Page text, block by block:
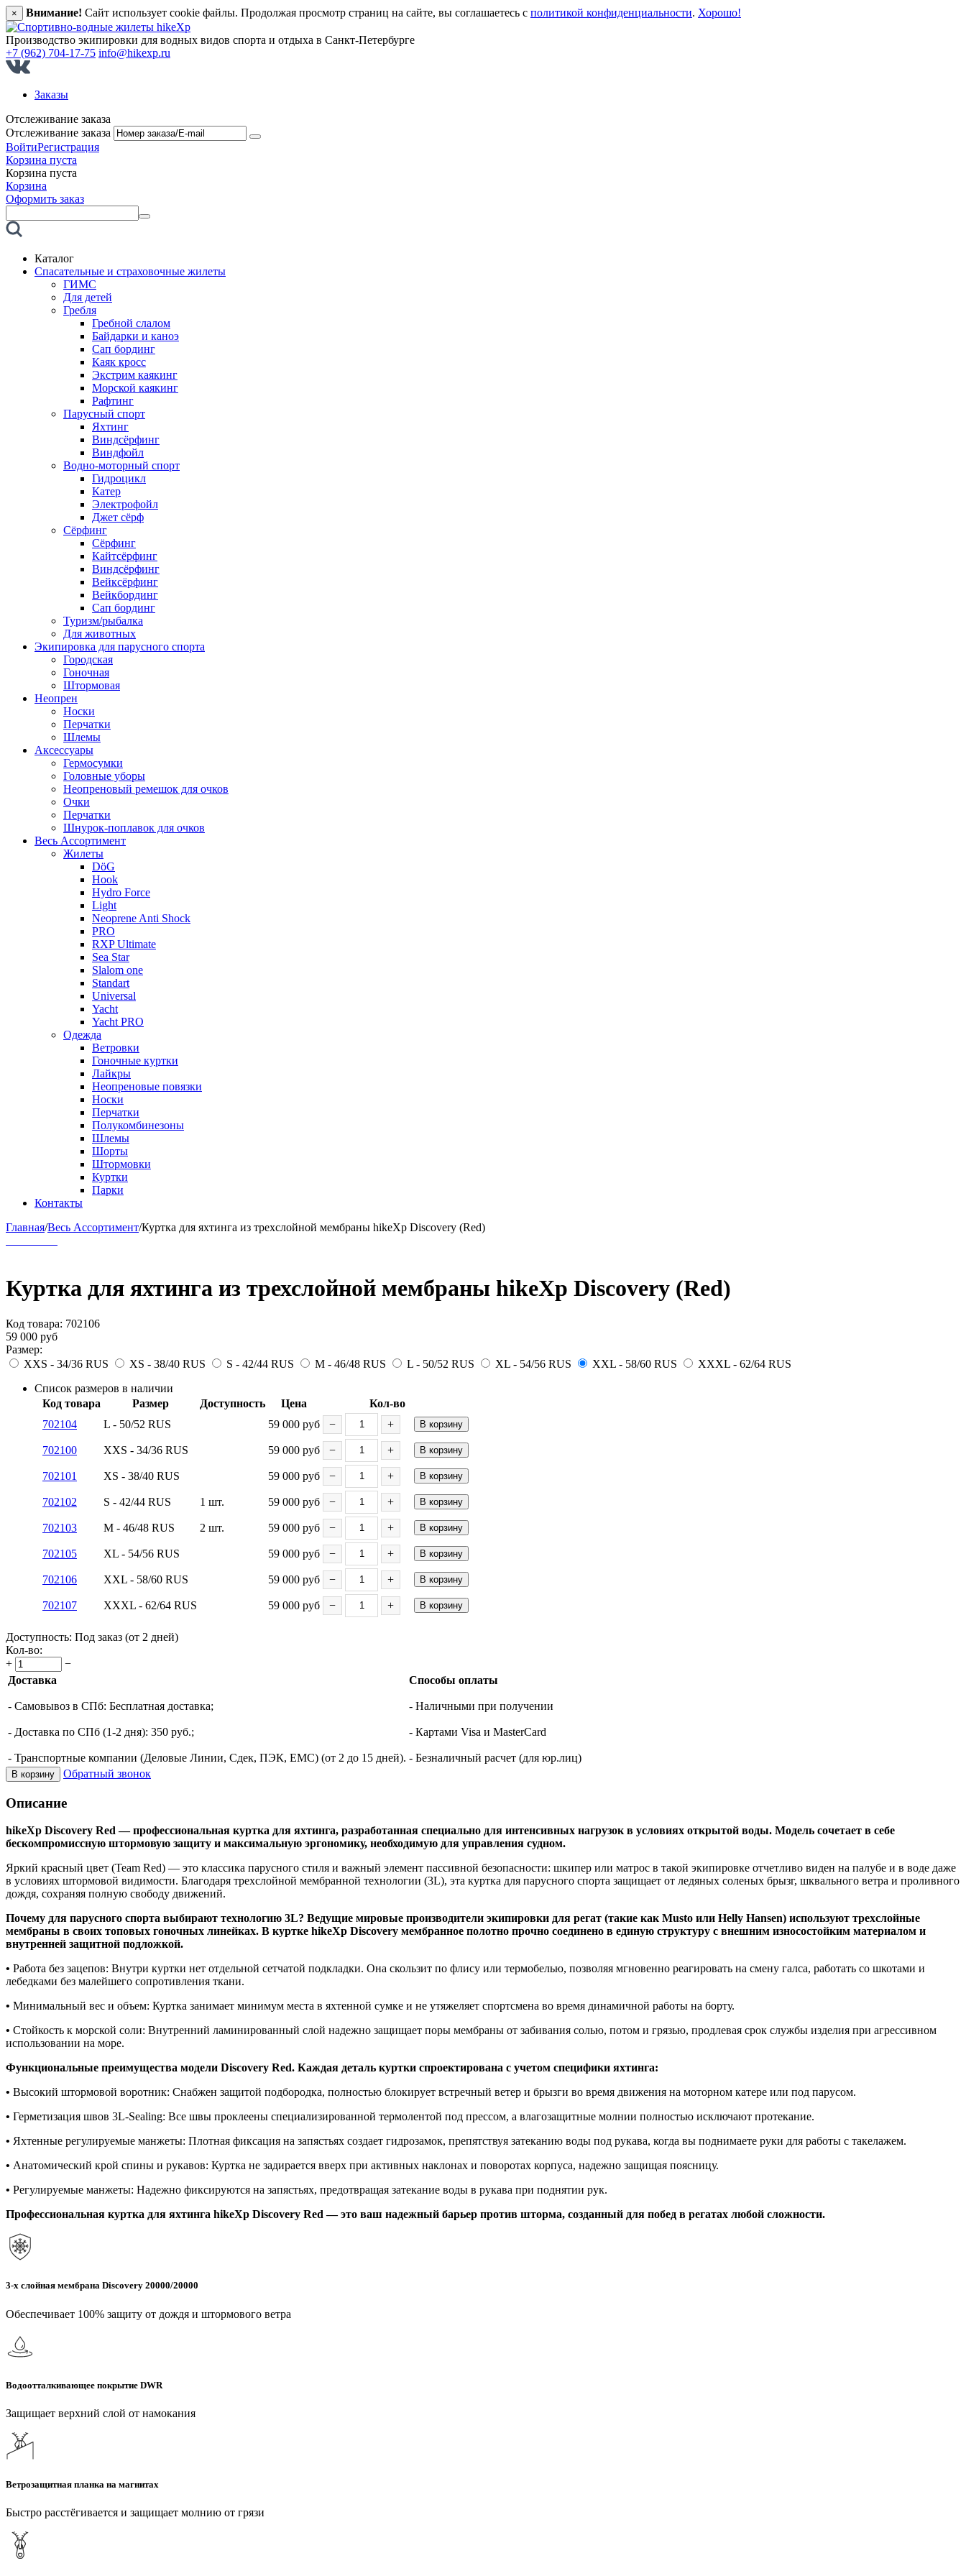
× Внимание! Сайт использует cookie файлы. Продолжая просмотр страниц на сайте, вы соглашаетесь с политикой конфиденциальности. Хорошо!
Производство экипировки для водных видов спорта и отдыха в Санкт‑Петербурге
+7 (962) 704-17-75 info@hikexp.ru
Заказы
Отслеживание заказа
Отслеживание заказа
ВойтиРегистрация
Корзина пуста
Корзина пуста
Корзина
Оформить заказ
Каталог
Спасательные и страховочные жилеты
ГИМС
Для детей
Гребля
Гребной слалом
Байдарки и каноэ
Сап бординг
Каяк кросс
Экстрим каякинг
Морской каякинг
Рафтинг
Парусный спорт
Яхтинг
Виндсёрфинг
Виндфойл
Водно-моторный спорт
Гидроцикл
Катер
Электрофойл
Джет сёрф
Сёрфинг
Сёрфинг
Кайтсёрфинг
Виндсёрфинг
Вейксёрфинг
Вейкбординг
Сап бординг
Туризм/рыбалка
Для животных
Экипировка для парусного спорта
Городская
Гоночная
Штормовая
Неопрен
Носки
Перчатки
Шлемы
Аксессуары
Гермосумки
Головные уборы
Неопреновый ремешок для очков
Очки
Перчатки
Шнурок-поплавок для очков
Весь Ассортимент
Жилеты
DöG
Hook
Hydro Force
Light
Neoprene Anti Shock
PRO
RXP Ultimate
Sea Star
Slalom one
Standart
Universal
Yacht
Yacht PRO
Одежда
Ветровки
Гоночные куртки
Лайкры
Неопреновые повязки
Носки
Перчатки
Полукомбинезоны
Шлемы
Шорты
Штормовки
Куртки
Парки
Контакты
Главная/Весь Ассортимент/Куртка для яхтинга из трехслойной мембраны hikeXp Discovery (Red)
Куртка для яхтинга из трехслойной мембраны hikeXp Discovery (Red)
Код товара: 702106
59 000 руб
Размер:
XXS - 34/36 RUS
XS - 38/40 RUS S - 42/44 RUS M - 46/48 RUS L - 50/52 RUS XL - 54/56 RUS XXL - 58/60 RUS
XXXL - 62/64 RUS
Список размеров в наличии
Код товара
Размер Доступность Цена
Кол-во
702104
L - 50/52 RUS 59 000 руб − + В корзину
702100 XXS - 34/36 RUS 59 000 руб − + В корзину
702101 XS - 38/40 RUS 59 000 руб − + В корзину
702102 S - 42/44 RUS 1 шт. 59 000 руб − + В корзину
702103 M - 46/48 RUS 2 шт. 59 000 руб − + В корзину
702105 XL - 54/56 RUS 59 000 руб − + В корзину
702106 XXL - 58/60 RUS 59 000 руб − + В корзину
702107 XXXL - 62/64 RUS 59 000 руб − + В корзину
Доступность: Под заказ (от 2 дней)
Кол-во:
+
−
Доставка
- Самовывоз в СПб: Бесплатная доставка;
- Доставка по СПб (1-2 дня): 350 руб.;
- Транспортные компании (Деловые Линии, Сдек, ПЭК, ЕМС) (от 2 до 15 дней).
Способы оплаты
- Наличными при получении
- Картами Visa и MasterCard
- Безналичный расчет (для юр.лиц)
В корзину Обратный звонок
Описание
hikeXp Discovery Red — профессиональная куртка для яхтинга, разработанная специально для интенсивных нагрузок в условиях открытой воды. Модель сочетает в себе
бескомпромиссную штормовую защиту и максимальную эргономику, необходимую для управления судном.
Яркий красный цвет (Team Red) — это классика парусного стиля и важный элемент пассивной безопасности: шкипер или матрос в такой экипировке отчетливо виден на палубе и в воде даже
в условиях штормовой видимости. Благодаря трехслойной мембранной технологии (3L), эта куртка для парусного спорта защищает от ледяных соленых брызг, шквального ветра и проливного
дождя, сохраняя полную свободу движений.
Почему для парусного спорта выбирают технологию 3L? Ведущие мировые производители экипировки для регат (такие как Musto или Helly Hansen) используют трехслойные
мембраны в своих топовых гоночных линейках. В куртке hikeXp Discovery мембранное полотно прочно соединено в единую структуру с внешним износостойким материалом и
внутренней защитной подложкой.
• Работа без зацепов: Внутри куртки нет отдельной сетчатой подкладки. Она скользит по флису или термобелью, позволяя мгновенно реагировать на смену галса, работать со шкотами и
лебедками без малейшего сопротивления ткани.
• Минимальный вес и объем: Куртка занимает минимум места в яхтенной сумке и не утяжеляет спортсмена во время динамичной работы на борту.
• Стойкость к морской соли: Внутренний ламинированный слой надежно защищает поры мембраны от забивания солью, потом и грязью, продлевая срок службы изделия при агрессивном
использовании на море.
Функциональные преимущества модели Discovery Red. Каждая деталь куртки спроектирована с учетом специфики яхтинга:
• Высокий штормовой воротник: Снабжен защитой подбородка, полностью блокирует встречный ветер и брызги во время движения на моторном катере или под парусом.
• Герметизация швов 3L-Sealing: Все швы проклеены специализированной термолентой под прессом, а влагозащитные молнии полностью исключают протекание.
• Яхтенные регулируемые манжеты: Плотная фиксация на запястьях создает гидрозамок, препятствуя затеканию воды под рукава, когда вы поднимаете руки для работы с такелажем.
• Анатомический крой спины и рукавов: Куртка не задирается вверх при активных наклонах и поворотах корпуса, надежно защищая поясницу.
• Регулируемые манжеты: Надежно фиксируются на запястьях, предотвращая затекание воды в рукава при поднятии рук.
Профессиональная куртка для яхтинга hikeXp Discovery Red — это ваш надежный барьер против шторма, созданный для побед в регатах любой сложности.
3-х слойная мембрана Discovery 20000/20000
Обеспечивает 100% защиту от дождя и штормового ветра
Водоотталкивающее покрытие DWR
Защищает верхний слой от намокания
Ветрозащитная планка на магнитах
Быстро расстёгивается и защищает молнию от грязи